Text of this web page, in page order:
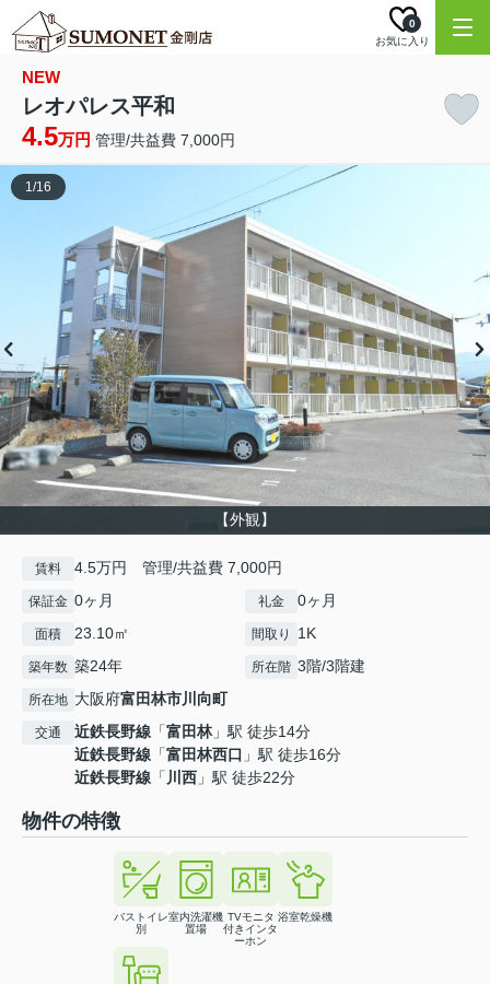
お気に入り
0
NEW
レオパレス平和
4.5万円 管理/共益費 7,000円
【外観】
1/16
賃料 4.5万円 管理/共益費 7,000円
保証金 0ヶ月 礼金 0ヶ月
面積 23.10㎡ 間取り 1K
築年数 築24年 所在階 3階/3階建
所在地 大阪府富田林市川向町
交通 近鉄長野線 「富田林」駅 徒歩14分
近鉄長野線 「富田林西口 」駅 徒歩16分
近鉄長野線 「 川西 」駅 徒歩22分
物件の特徴
バストイレ
別
室内洗濯機
置場
TVモニタ
付きインタ
ーホン
浴室乾燥機